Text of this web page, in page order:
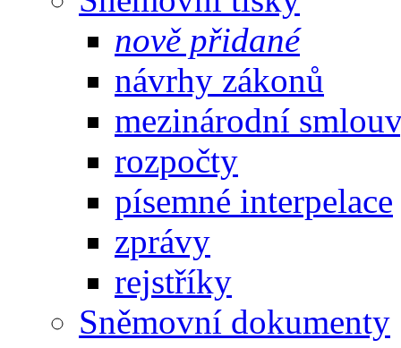
nově přidané
návrhy zákonů
mezinárodní
rozpočty
písemné interpelace
zprávy
rejstříky
Sněmovní dokumenty